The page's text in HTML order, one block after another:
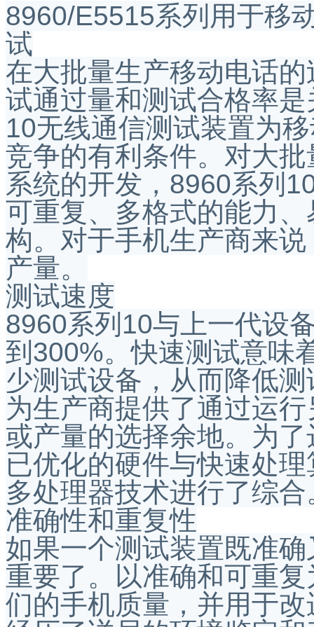
8960/E5515系列用于移
试
在大批量生产移动电话
试通过量和测试合格率
10无线通信测试装置为
竞争的有利条件。对大
系统的开发，8960系列
可重复、多格式的能力
构。对于手机生产商来
产量。
测试速度
8960系列10与上一代设
到300%。快速测试意味
少测试设备，从而降低
为生产商提供了通过运
或产量的选择余地。为
已优化的硬件与快速处
多处理器技术进行了综合
准确性和重复性
如果一个测试装置既准
重要了。以准确和可重
们的手机质量，并用于